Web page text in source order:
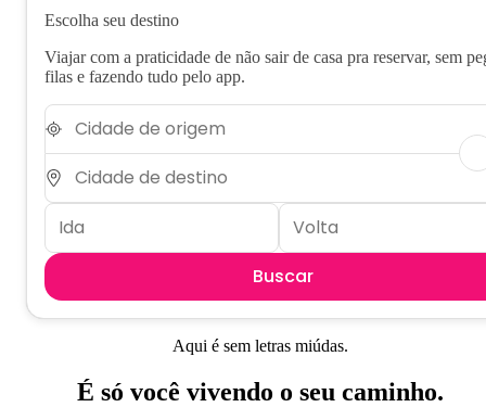
Escolha seu destino
Viajar com a praticidade de não sair de casa pra reservar, sem
filas e fazendo tudo pelo app.
Buscar
Aqui é sem letras miúdas.
É só você vivendo o seu caminho.